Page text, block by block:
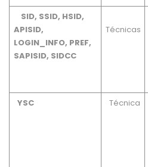
SID, SSID, HSID,
APISID,
LOGIN_INFO, PREF,
SAPISID, SIDCC
Técnicas
YSC Técnica